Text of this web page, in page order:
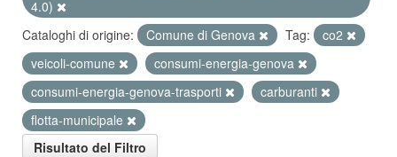
4.0)
Cataloghi di origine:
Comune di Genova Tag:
co2
veicoli-comune
consumi-energia-genova
consumi-energia-genova-trasporti
carburanti
flotta-municipale
Risultato del Filtro